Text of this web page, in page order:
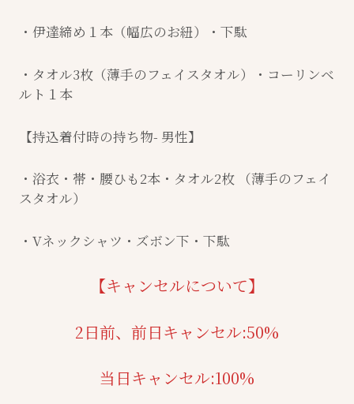
・伊達締め１本（幅広のお紐）・下駄
・タオル3枚（薄手のフェイスタオル）・コーリンベ
ルト１本
【持込着付時の持ち物- 男性】
・浴衣・帯・腰ひも2本・タオル2枚 （薄手のフェイ
スタオル）
・Vネックシャツ・ズボン下・下駄
【キャンセルについて】
2日前、前日キャンセル:50%
当日キャンセル:100%